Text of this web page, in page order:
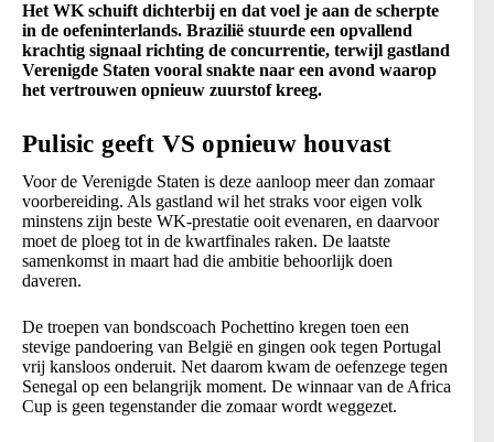
Het WK schuift dichterbij en dat voel je aan de scherpte
in de oefeninterlands. Brazilië stuurde een opvallend
krachtig signaal richting de concurrentie, terwijl gastland
Verenigde Staten vooral snakte naar een avond waarop
het vertrouwen opnieuw zuurstof kreeg.
Pulisic geeft VS opnieuw houvast
Voor de Verenigde Staten is deze aanloop meer dan zomaar
voorbereiding. Als gastland wil het straks voor eigen volk
minstens zijn beste WK-prestatie ooit evenaren, en daarvoor
moet de ploeg tot in de kwartfinales raken. De laatste
samenkomst in maart had die ambitie behoorlijk doen
daveren.
De troepen van bondscoach Pochettino kregen toen een
stevige pandoering van België en gingen ook tegen Portugal
vrij kansloos onderuit. Net daarom kwam de oefenzege tegen
Senegal op een belangrijk moment. De winnaar van de Africa
Cup is geen tegenstander die zomaar wordt weggezet.